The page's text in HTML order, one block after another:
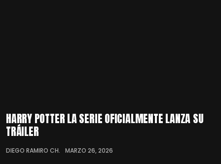
HARRY POTTER LA SERIE OFICIALMENTE LANZA SU
TRÁILER
DIEGO RAMIRO CH. MARZO 26, 2026